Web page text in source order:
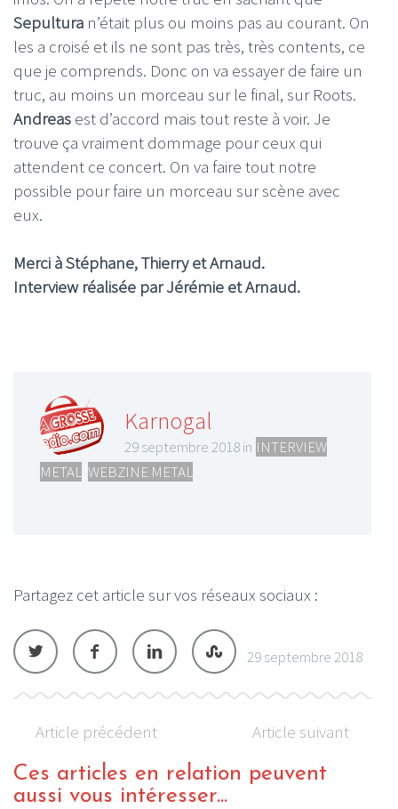
Sepultura n’était plus ou moins pas au courant. On
les a croisé et ils ne sont pas très, très contents, ce
que je comprends. Donc on va essayer de faire un
truc, au moins un morceau sur le final, sur Roots.
Andreas est d’accord mais tout reste à voir. Je
trouve ça vraiment dommage pour ceux qui
attendent ce concert. On va faire tout notre
possible pour faire un morceau sur scène avec
eux.
Merci à Stéphane, Thierry et Arnaud.
Interview réalisée par Jérémie et Arnaud.
Karnogal
29 septembre 2018 in INTERVIEW
METAL WEBZINE METAL
Partagez cet article sur vos réseaux sociaux :
29 septembre 2018
Article précédent Article suivant
Ces articles en relation peuvent
aussi vous intéresser...